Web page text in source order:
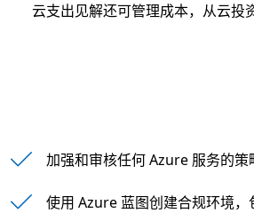
云支出见解还可管理成本，从云投
加强和审核任何 Azure 服务的策
使用 Azure 蓝图创建合规环境，